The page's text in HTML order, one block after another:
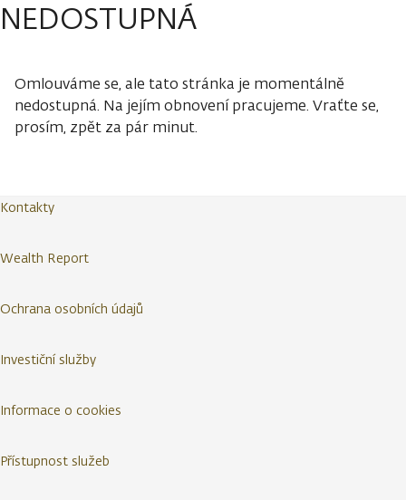
NEDOSTUPNÁ
Omlouváme se, ale tato stránka je momentálně
nedostupná. Na jejím obnovení pracujeme. Vraťte se,
prosím, zpět za pár minut.
Kontakty
Wealth Report
Ochrana osobních údajů
Investiční služby
Informace o cookies
Přístupnost služeb